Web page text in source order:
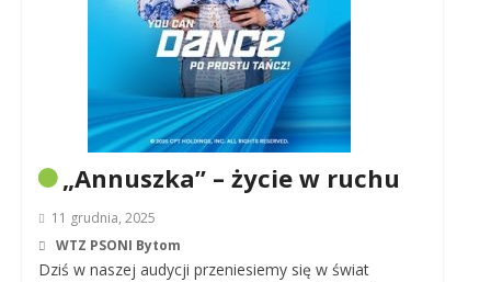
„Annuszka” – życie w ruchu
11 grudnia, 2025
WTZ PSONI Bytom
Dziś w naszej audycji przeniesiemy się w świat